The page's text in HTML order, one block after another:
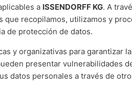
a ISSENDORFF KG. A
recopilamos, utilizamos y
de protección de datos.
y organizativas para garantizar
presentar vulnerabilidades
datos personales a través de